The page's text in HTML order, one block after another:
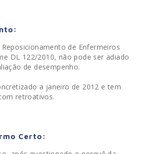
de Enfermeiros
DL 122/2010, não pode ser adiado
de desempenho.
a janeiro de 2012 e tem
retroativos.
Certo: